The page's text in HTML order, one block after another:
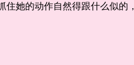
她的动作自然得跟什么似的，